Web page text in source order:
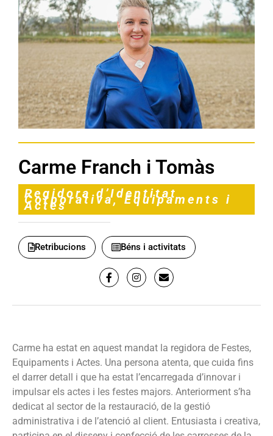
Carme Franch i Tomàs
Regidora d’Identitat
Corporativa, Equipaments i
Actes
Retribucions Béns i activitats
Carme ha estat en aquest mandat la regidora de Festes,
Equipaments i Actes. Una persona atenta, que cuida fins
el darrer detall i que ha estat l’encarregada d’innovar i
impulsar els actes i les festes majors. Anteriorment s’ha
dedicat al sector de la restauració, de la gestió
administrativa i de l’atenció al client. Entusiasta i creativa,